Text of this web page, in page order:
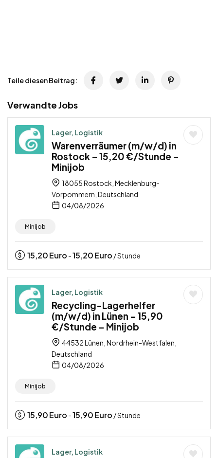
Teile diesen Beitrag:
Verwandte Jobs
Lager, Logistik
Warenverräumer (m/w/d) in
Rostock – 15,20 €/Stunde –
Minijob
18055 Rostock, Mecklenburg-
Vorpommern, Deutschland
04/08/2026
Minijob
15,20Euro -15,20Euro / Stunde
Lager, Logistik
Recycling-Lagerhelfer
(m/w/d) in Lünen – 15,90
€/Stunde – Minijob
44532 Lünen, Nordrhein-Westfalen,
Deutschland
04/08/2026
Minijob
15,90Euro -15,90Euro / Stunde
Lager, Logistik